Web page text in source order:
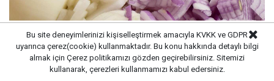
Bu site deneyimlerinizi kişiselleştirmek amacıyla KVKK ve GDPR
uyarınca çerez(cookie) kullanmaktadır. Bu konu hakkında detaylı bilgi
almak için Çerez politikamızı gözden geçirebilirsiniz. Sitemizi
kullanarak, çerezleri kullanmamızı kabul edersiniz.